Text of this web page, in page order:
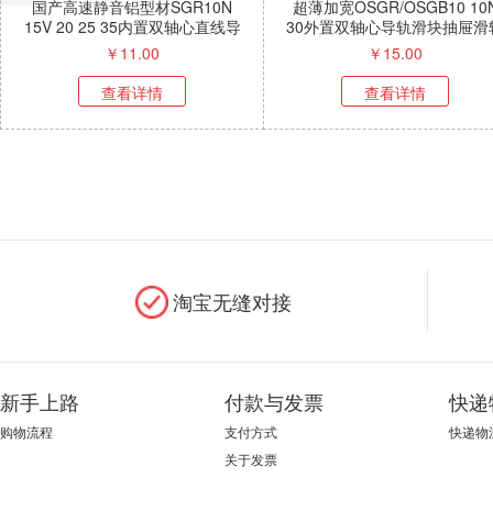
国产高速静音铝型材SGR10N
20 25 35内置双轴心直线导
轨滑块
11.00
查看详情
超薄加宽OSGR/OSGB10 10N
30外置双轴心导轨滑块抽屉滑轨
家具路轨
15.00
查看详情
淘宝无缝对接
新手上路
购物流程
付款与发票
支付方式
关于发票
快
快递物